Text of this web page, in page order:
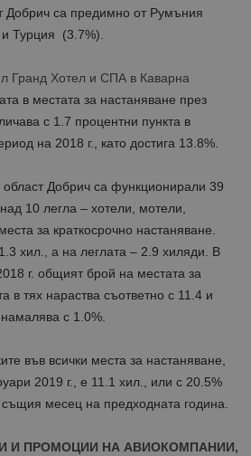
Добрич са предимно от Румъния
Турция (3.7%).
Гранд Хотел и СПА в Каварна
в местата за настаняване през
с 1.7 процентни пункта в
на 2018 г., като достига 13.8%.
Добрич са функционирали 39
10 легла – хотели, мотели,
за краткосрочно настаняване.
хил., а на леглата – 2.9 хиляди. В
г. общият брой на местата за
в тях нараства съответно с 11.4 и
с 1.0%.
във всички места за настаняване,
2019 г., е 11.1 хил., или с 20.5%
месец на предходната година.
И ПРОМОЦИИ НА АВИОКОМПАНИИ,